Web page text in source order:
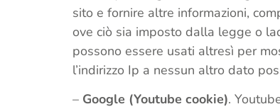
sito e fornire altre informazioni,
ove ciò sia imposto dalla legge o
possono essere usati altresì per
l’indirizzo Ip a nessun altro dato
– Google (Youtube cookie).